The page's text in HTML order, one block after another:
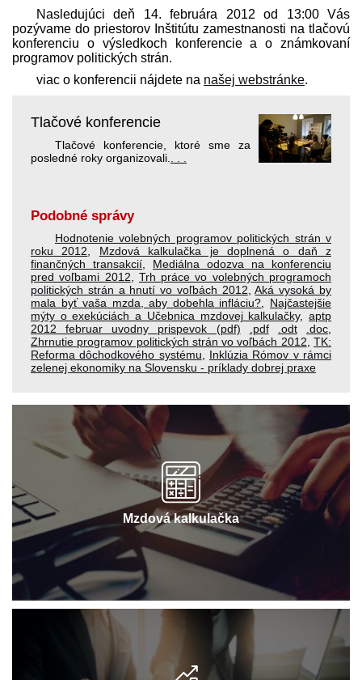
Nasledujúci deň 14. februára 2012 od 13:00 Vás
pozývame do priestorov Inštitútu zamestnanosti na tlačovú
konferenciu o výsledkoch konferencie a o známkovaní
programov politických strán.
viac o konferencii nájdete na našej webstránke.
Tlačové konferencie
Tlačové konferencie, ktoré sme za
posledné roky organizovali.
Podobné správy
Hodnotenie volebných programov politických strán v
roku 2012
Mzdová kalkulačka je doplnená o daň z
finančných transakcií
Mediálna odozva na konferenciu
pred voľbami 2012
Trh práce vo volebných programoch
politických strán a hnutí vo voľbách 2012 ,Aká vysoká by
mala byť vaša mzda, aby dobehla infláciu?
Najčastejšie
mýty o exekúciách a Učebnica mzdovej kalkulačky,aptp
2012 februar uvodny prispevok (pdf)
.pdf .odt .doc
Zhrnutie programov politických strán vo voľbách 2012 ,TK:
Reforma dôchodkového systému
Inklúzia Rómov v rámci
zelenej ekonomiky na Slovensku - príklady dobrej praxe
Mzdová kalkulačka